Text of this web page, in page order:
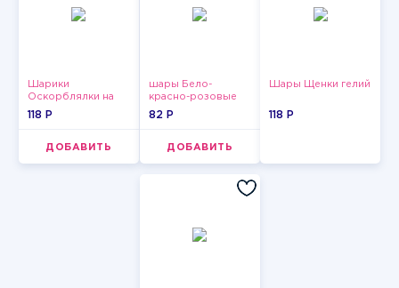
Шарики
Оскорблялки на
день рождения для
118 P
ДОБАВИТЬ
шары Бело-
красно-розовые
пастельные
82 P
ДОБАВИТЬ
Шары Щенки гелий
118 P